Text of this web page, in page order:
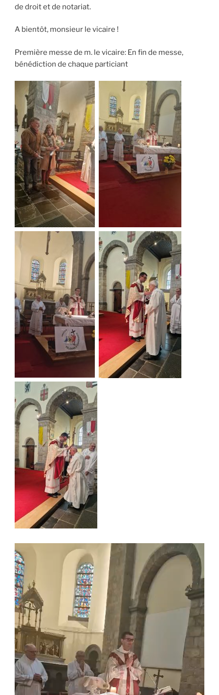
de droit et de notariat.
A bientôt, monsieur le vicaire !
Première messe de m. le vicaire: En fin de messe,
bénédiction de chaque particiant
Lecteur
vidéo